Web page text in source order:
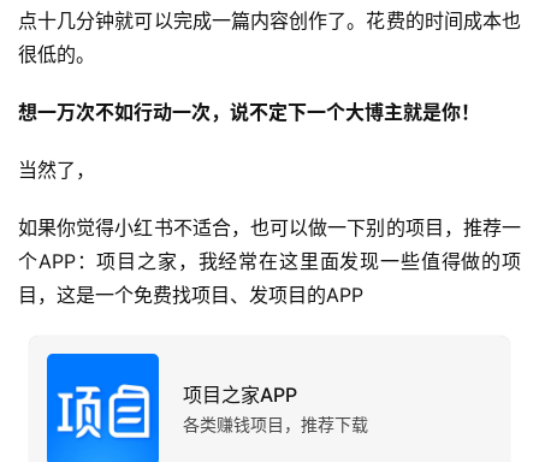
点十几分钟就可以完成一篇内容创作了。花费的时间成本也
很低的。
想一万次不如行动一次，说不定下一个大博主就是你！
当然了，
如果你觉得小红书不适合，也可以做一下别的项目，推荐一
个APP：项目之家，我经常在这里面发现一些值得做的项
目，这是一个免费找项目、发项目的APP
项目之家APP
各类赚钱项目，推荐下载